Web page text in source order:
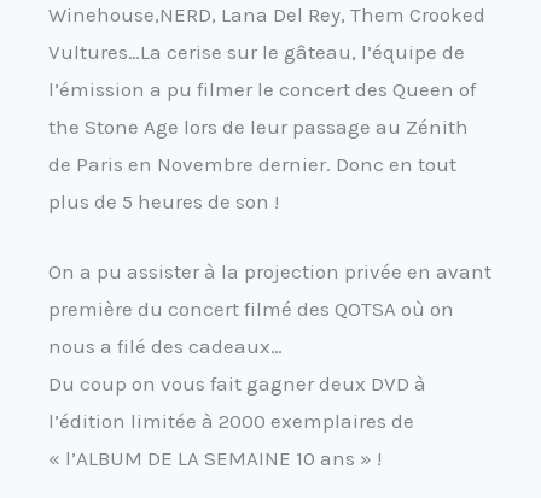
Winehouse,NERD, Lana Del Rey, Them Crooked
Vultures…La cerise sur le gâteau, l’équipe de
l’émission a pu filmer le concert des Queen of
the Stone Age lors de leur passage au Zénith
de Paris en Novembre dernier. Donc en tout
plus de 5 heures de son !
On a pu assister à la projection privée en avant
première du concert filmé des QOTSA où on
nous a filé des cadeaux…
Du coup on vous fait gagner deux DVD à
l’édition limitée à 2000 exemplaires de
« l’ALBUM DE LA SEMAINE 10 ans » !